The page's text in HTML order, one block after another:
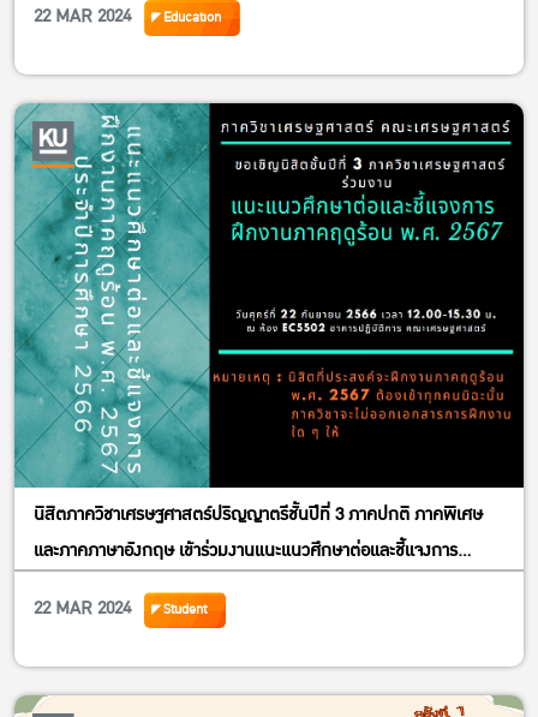
22 MAR 2024
Education
นิสิตภาควิชาเศรษฐศาสตร์ปริญญาตรีชั้นปีที่ 3 ภาคปกติ ภาคพิเศษ
และภาคภาษาอังกฤษ เข้าร่วมงานแนะแนวศึกษาต่อและชี้แจงการ
ฝึกงานภาคฤดูร้อน พ.ศ. 2567 วันศุกร์ที่ 22 กันยายน 2566 เวลา
12.00 – 15.30 น. ณ ห้อง 5502 อาคารปฏิบัติการ คณะเศรษฐศาสตร์
5502 อาคารปฏิบัติการคณะเศรษฐศาสตร์
22 MAR 2024 Student